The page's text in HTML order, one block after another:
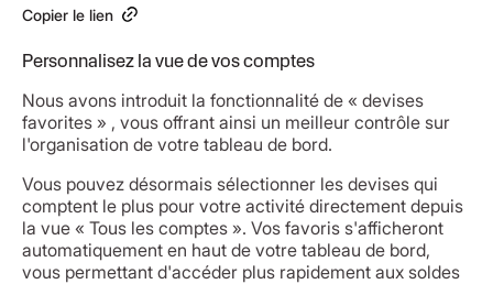
Copier le lien
Personnalisez la vue de vos comptes
Nous avons introduit la fonctionnalité de « devises
favorites » , vous offrant ainsi un meilleur contrôle sur
l'organisation de votre tableau de bord.
Vous pouvez désormais sélectionner les devises qui
comptent le plus pour votre activité directement depuis
la vue « Tous les comptes ». Vos favoris s'afficheront
automatiquement en haut de votre tableau de bord,
vous permettant d'accéder plus rapidement aux soldes